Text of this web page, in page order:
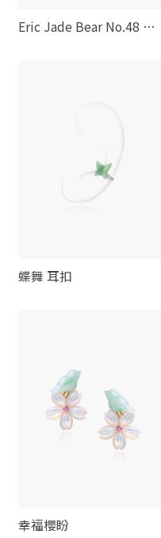
Eric Jade Bear No.48 棒
蝶舞 耳扣
幸福櫻盼